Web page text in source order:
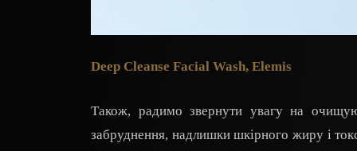
Deep Cleanse Facial Wash, Elemis
Також, радимо звернути увагу на
забруднення, надлишки шкірного жиру і